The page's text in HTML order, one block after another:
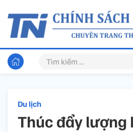
Du lịch
Thúc đẩy lượng